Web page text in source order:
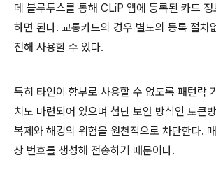
데 블루투스를 통해 CLiP 앱에 등록된 카드
하면 된다. 교통카드의 경우 별도의 등록 절차
전해 사용할 수 있다.
특히 타인이 함부로 사용할 수 없도록 패턴락
치도 마련되어 있으며 첨단 보안 방식인 토큰
복제와 해킹의 위험을 원천적으로 차단한다.
상 번호를 생성해 전송하기 때문이다.